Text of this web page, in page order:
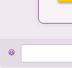
😃